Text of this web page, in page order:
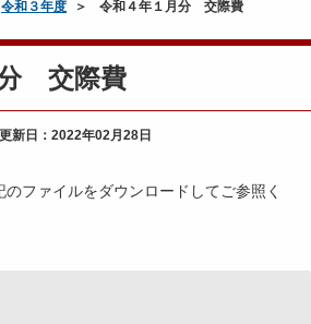
令和３年度 令和４年１月分 交際費
交際費
更新日： 2022年02月28日
ファイルをダウンロードしてご参照く